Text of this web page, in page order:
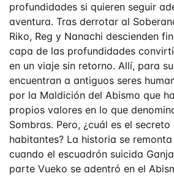
profundidades si quieren seguir
aventura. Tras derrotar al
Riko, Reg y Nanachi descienden
capa de las profundidades
en un viaje sin retorno. Allí, para
encuentran a antiguos seres
por la Maldición del Abismo que
propios valores en lo que
Sombras. Pero, ¿cuál es el
habitantes? La historia se
cuando el escuadrón suicida
parte Vueko se adentró en el